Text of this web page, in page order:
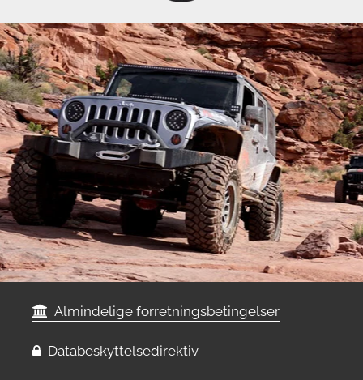
Almindelige forretningsbetingelser
Databeskyttelsedirektiv